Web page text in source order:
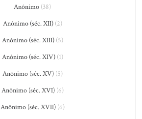
Anônimo (38)
Anônimo (séc. XII)(2)
Anônimo (séc. XIII)(5)
Anônimo (séc. XIV)(1)
Anônimo (séc. XV)(5)
Anônimo (séc. XVI)(6)
Anônimo (séc. XVII)(6)